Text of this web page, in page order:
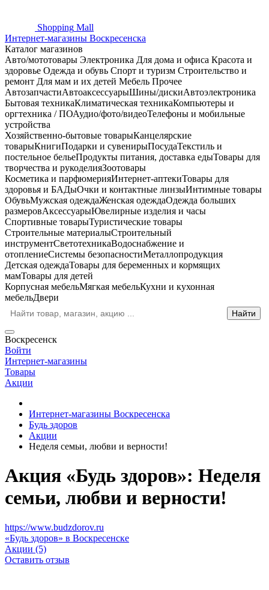
Shopping Mall
Интернет-магазины Воскресенска
Каталог магазинов
Авто/мототовары Электроника Для дома и офиса Красота и
здоровье Одежда и обувь Спорт и туризм Строительство и
ремонт Для мам и их детей Мебель Прочее
АвтозапчастиАвтоаксессуарыШины/дискиАвтоэлектроника
Бытовая техникаКлиматическая техникаКомпьютеры и
оргтехника / ПОАудио/фото/видеоТелефоны и мобильные
устройства
Хозяйственно-бытовые товарыКанцелярские
товарыКнигиПодарки и сувенирыПосудаТекстиль и
постельное бельеПродукты питания, доставка едыТовары для
творчества и рукоделияЗоотовары
Косметика и парфюмерияИнтернет-аптекиТовары для
здоровья и БАДыОчки и контактные линзыИнтимные товары
ОбувьМужская одеждаЖенская одеждаОдежда больших
размеровАксессуарыЮвелирные изделия и часы
Спортивные товарыТуристические товары
Строительные материалыСтроительный
инструментСветотехникаВодоснабжение и
отоплениеСистемы безопасностиМеталлопродукция
Детская одеждаТовары для беременных и кормящих
мамТовары для детей
Корпусная мебельМягкая мебельКухни и кухонная
мебельДвери
Воскресенск
Войти
Интернет-магазины
Товары
Акции
Интернет-магазины Воскресенска
Будь здоров
Акции
Неделя семьи, любви и верности!
Акция «Будь здоров»: Неделя
семьи, любви и верности!
https://www.budzdorov.ru
«Будь здоров» в Воскресенске
Акции (5)
Оставить отзыв